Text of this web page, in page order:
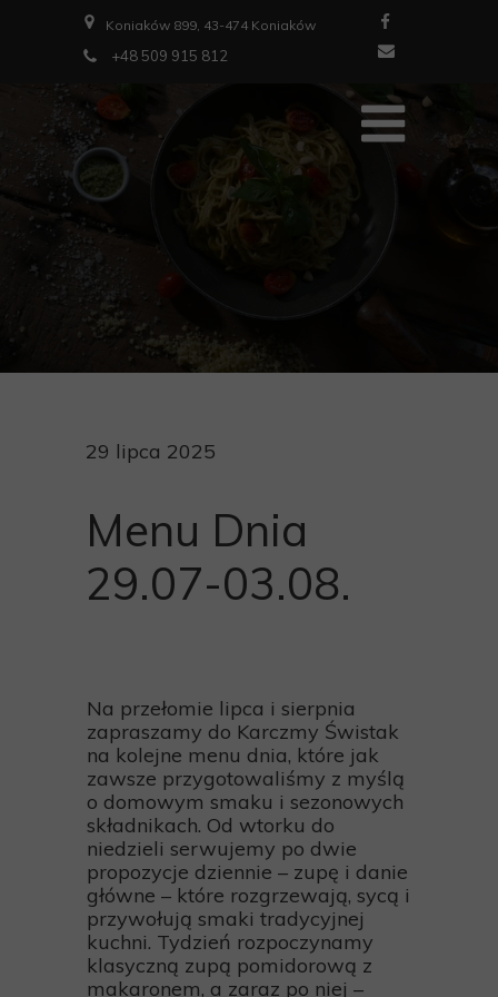
+48 509 915 812
Koniaków 899, 43-474 Koniaków
Menu Dnia
29.07-03.08.
29 lipca 2025
Na przełomie lipca i sierpnia
zapraszamy do Karczmy Świstak
na kolejne menu dnia, które jak
zawsze przygotowaliśmy z myślą
o domowym smaku i sezonowych
składnikach. Od wtorku do
niedzieli serwujemy po dwie
propozycje dziennie – zupę i danie
główne – które rozgrzewają, sycą i
przywołują smaki tradycyjnej
kuchni. Tydzień rozpoczynamy
klasyczną zupą pomidorową z
makaronem, a zaraz po niej –